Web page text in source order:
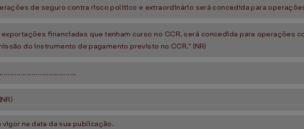
de seguro contra risco político e extraordinário será concedida para
exportações financiadas que tenham curso no CCR, será concedida para operações
do instrumento de pagamento previsto no CCR." (NR)
na data da sua publicação.